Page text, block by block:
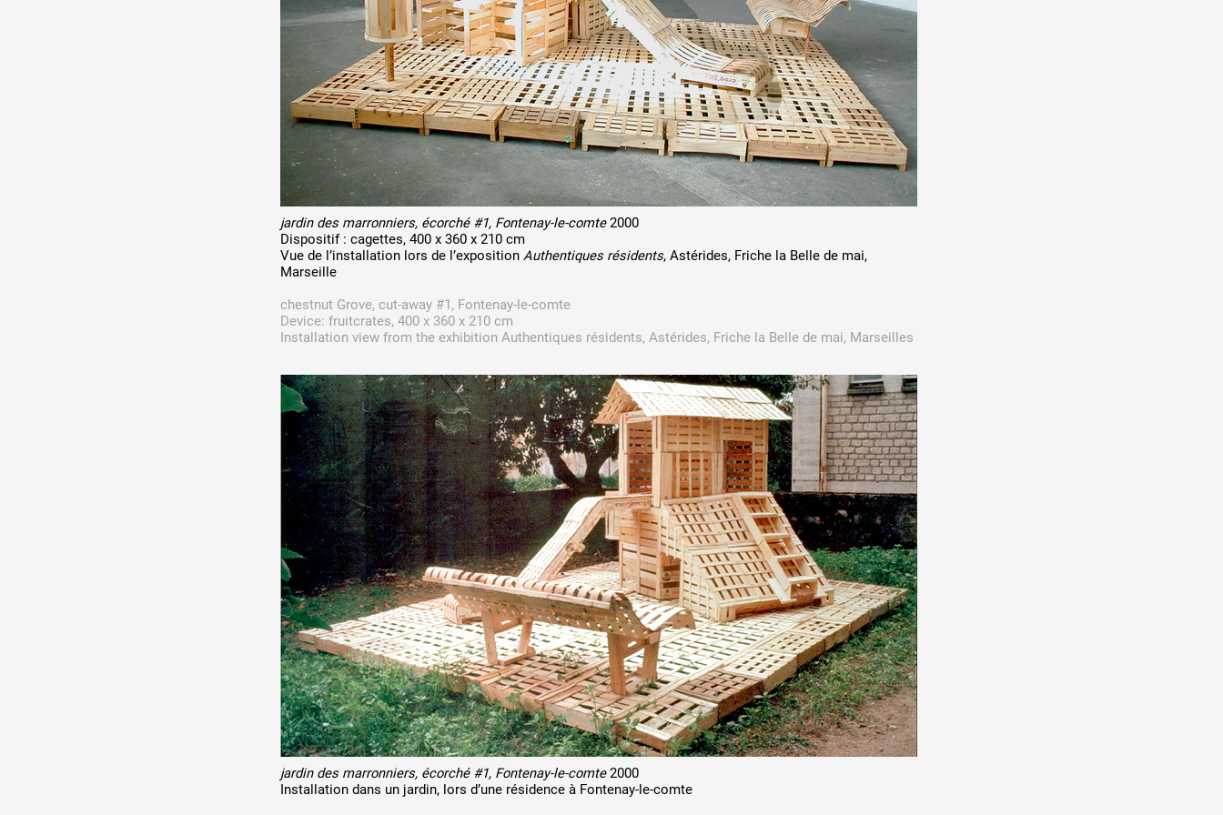
Production vidéo
1% œuvres dans l'espace public
Réseau documents d'artistes
jardin des marronniers, écorché #1, Fontenay-le-comte2000
Dispositif : cagettes, 400 x 360 x 210 cm
Vue de l’installation lors de l’exposition Authentiques résidents, Astérides, Friche la Belle de mai,
Marseille
chestnut Grove, cut-away #1, Fontenay-le-comte
Device: fruitcrates, 400 x 360 x 210 cm
Installation view from the exhibition Authentiques résidents, Astérides, Friche la Belle de mai, Marseilles
jardin des marronniers, écorché #1, Fontenay-le-comte2000
Installation dans un jardin, lors d’une résidence à Fontenay-le-comte